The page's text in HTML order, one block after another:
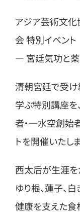
アジア芸術文
会 特別イベント
― 宮廷気功と
清朝宮廷で受け
学ぶ特別講座を
者・一水空創始
トを開催いたしま
西太后が生涯を
ゆり根、蓮子、
健康を支えた食